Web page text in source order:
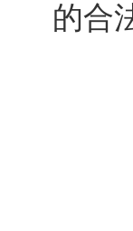
的合